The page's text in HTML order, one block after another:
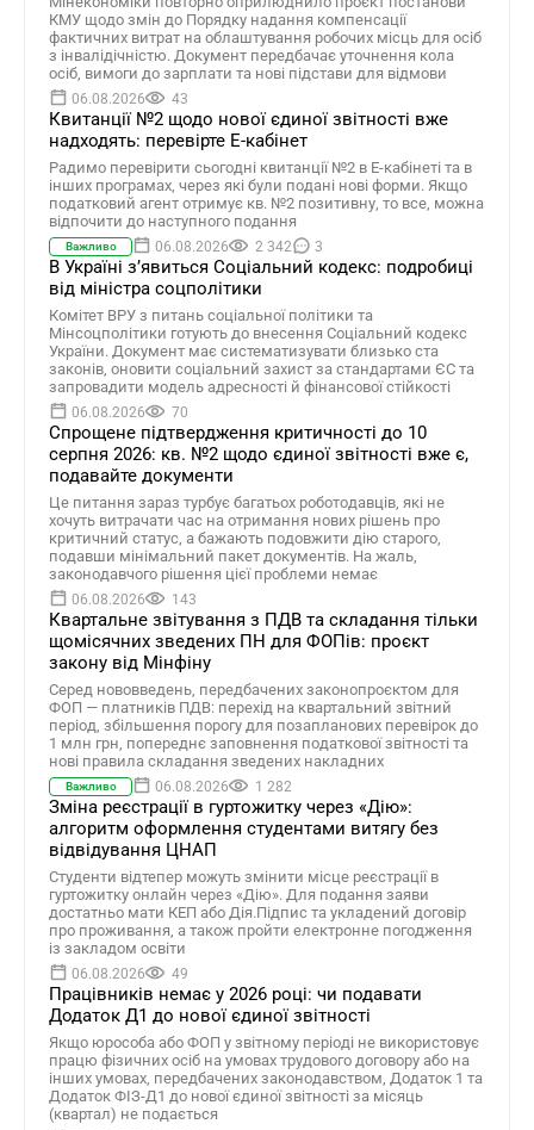
КМУ щодо змін до Порядку надання компенсації
фактичних витрат на облаштування робочих місць для осіб
з інвалідічністю. Документ передбачає уточнення кола
осіб, вимоги до зарплати та нові підстави для відмови
06.08.2026 43
Квитанції №2 щодо нової єдиної звітності вже
надходять: перевірте Е-кабінет
Радимо перевірити сьогодні квитанції №2 в Е-кабінеті та в
інших програмах, через які були подані нові форми. Якщо
податковий агент отримує кв. №2 позитивну, то все, можна
відпочити до наступного подання
Важливо 06.08.2026 2 342 3
В Україні зʼявиться Соціальний кодекс: подробиці
від міністра соцполітики
Комітет ВРУ з питань соціальної політики та
Мінсоцполітики готують до внесення Соціальний кодекс
України. Документ має систематизувати близько ста
законів, оновити соціальний захист за стандартами ЄС та
запровадити модель адресності й фінансової стійкості
06.08.2026 70
Спрощене підтвердження критичності до 10
серпня 2026: кв. №2 щодо єдиної звітності вже є,
подавайте документи
Це питання зараз турбує багатьох роботодавців, які не
хочуть витрачати час на отримання нових рішень про
критичний статус, а бажають подовжити дію старого,
подавши мінімальний пакет документів. На жаль,
законодавчого рішення цієї проблеми немає
06.08.2026 143
Квартальне звітування з ПДВ та складання тільки
щомісячних зведених ПН для ФОПів: проєкт
закону від Мінфіну
Серед нововведень, передбачених законопроєктом для
ФОП — платників ПДВ: перехід на квартальний звітний
період, збільшення порогу для позапланових перевірок до
1 млн грн, попереднє заповнення податкової звітності та
нові правила складання зведених накладних
Важливо 06.08.2026 1 282
Зміна реєстрації в гуртожитку через «Дію»:
алгоритм оформлення студентами витягу без
відвідування ЦНАП
Студенти відтепер можуть змінити місце реєстрації в
гуртожитку онлайн через «Дію». Для подання заяви
достатньо мати КЕП або Дія.Підпис та укладений договір
про проживання, а також пройти електронне погодження
із закладом освіти
06.08.2026 49
Працівників немає у 2026 році: чи подавати
Додаток Д1 до нової єдиної звітності
Якщо юрособа або ФОП у звітному періоді не використовує
працю фізичних осіб на умовах трудового договору або на
інших умовах, передбачених законодавством, Додаток 1 та
Додаток ФІЗ-Д1 до нової єдиної звітності за місяць
(квартал) не подається